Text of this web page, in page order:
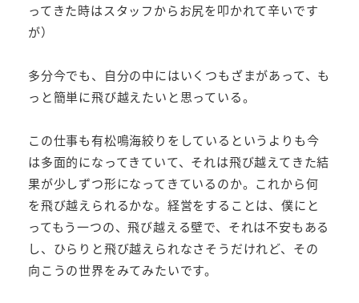
ってきた時はスタッフからお尻を叩かれて辛いです
が）
多分今でも、自分の中にはいくつもざまがあって、も
っと簡単に飛び越えたいと思っている。
この仕事も有松鳴海絞りをしているというよりも今
は多面的になってきていて、それは飛び越えてきた結
果が少しずつ形になってきているのか。これから何
を飛び越えられるかな。経営をすることは、僕にと
ってもう一つの、飛び越える壁で、それは不安もある
し、ひらりと飛び越えられなさそうだけれど、その
向こうの世界をみてみたいです。